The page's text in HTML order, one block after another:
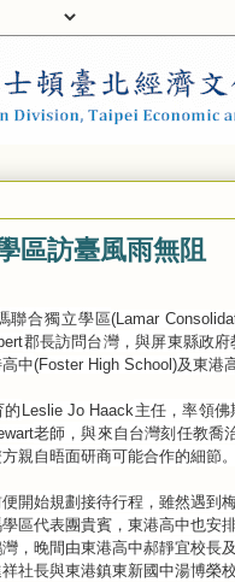
區訪臺風雨無阻
聯合獨立學區(Lamar
郡長訪問台灣，與屏東縣政
中(Foster High School)及東港
Leslie Jo Haack主任，率領佛
老師，與來自台灣刻任教喬
親自晤面研商可能合作的細節。
開始規劃接待行程，雖然遇到
區代表團貴賓，東港高中也安
，晚間由東港高中郝靜宜校長
社長與東港鎮東新國中湯博榮